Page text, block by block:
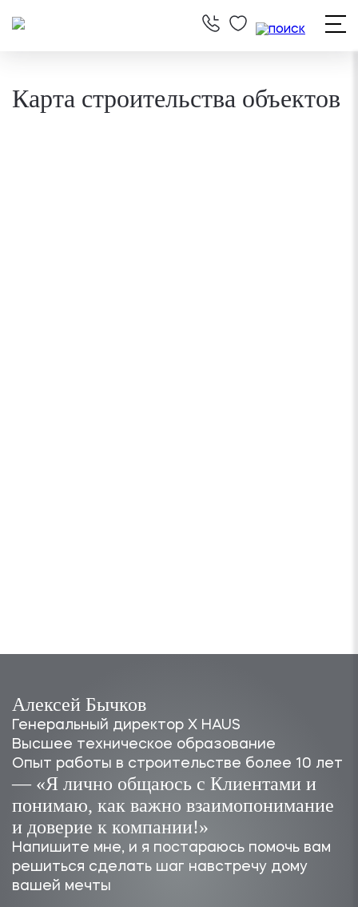
Карта строительства объектов
— «Я лично общаюсь с Клиентами и
понимаю, как важно взаимопонимание
и доверие к компании!»
Напишите мне, и я постараюсь помочь вам
решиться сделать шаг навстречу дому
вашей мечты
Алексей Бычков
Генеральный директор X HAUS
Высшее техническое образование
Опыт работы в строительстве более 10 лет